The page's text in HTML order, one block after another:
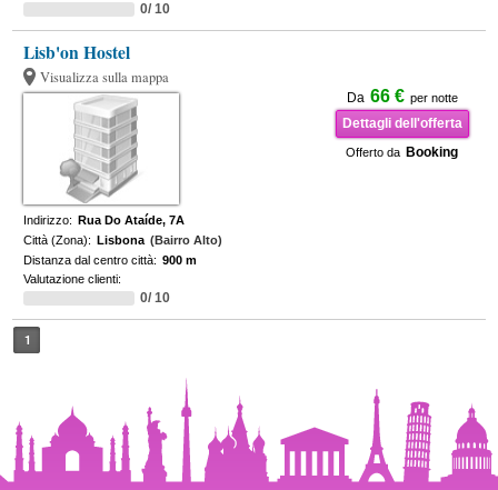
0/ 10
Lisb'on Hostel
Visualizza sulla mappa
Da 66 € per notte
Dettagli dell'offerta
Offerto da Booking
Indirizzo: Rua Do Ataíde, 7A
Città (Zona): Lisbona (Bairro Alto)
Distanza dal centro città: 900 m
Valutazione clienti:
0/ 10
1